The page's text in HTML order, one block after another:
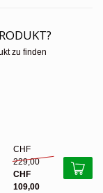
zu finden
CHF
229,00
CHF
109,00